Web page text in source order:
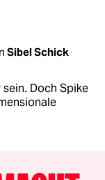
Sibel Schick
Doch Spike